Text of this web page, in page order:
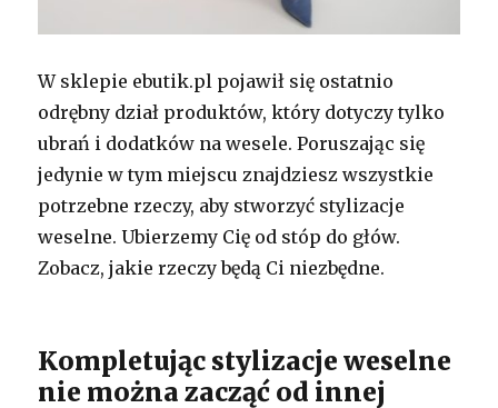
W sklepie ebutik.pl pojawił się ostatnio
odrębny dział produktów, który dotyczy tylko
ubrań i dodatków na wesele. Poruszając się
jedynie w tym miejscu znajdziesz wszystkie
potrzebne rzeczy, aby stworzyć stylizacje
weselne. Ubierzemy Cię od stóp do głów.
Zobacz, jakie rzeczy będą Ci niezbędne.
Kompletując stylizacje weselne
nie można zacząć od innej